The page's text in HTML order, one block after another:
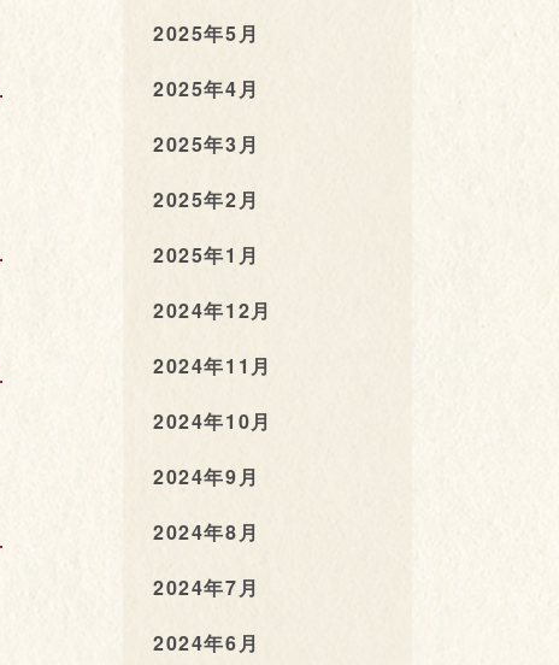
2025年5月
2025年4月
2025年3月
2025年2月
2025年1月
2024年12月
2024年11月
2024年10月
2024年9月
2024年8月
2024年7月
2024年6月